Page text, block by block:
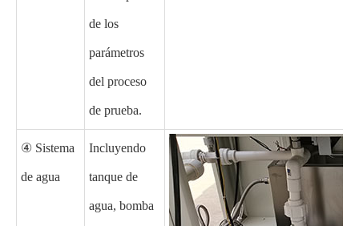
de los
parámetros
del proceso
de prueba.
④ Sistema
de agua
Incluyendo
tanque de
agua, bomba